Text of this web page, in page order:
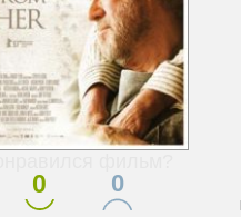
0 0